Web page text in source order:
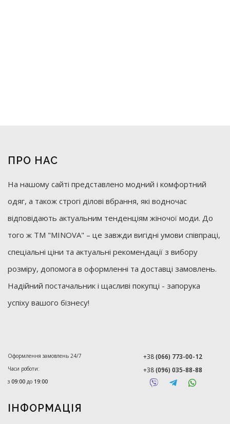
ПРО НАС
На нашому сайті представлено модний і комфортний
одяг, а також строгі ділові вбрання, які водночас
відповідають актуальним тенденціям жіночої моди. До
того ж ТМ "MINOVA" – це завжди вигідні умови співпраці,
спеціальні ціни та актуальні рекомендації з вибору
розміру, допомога в оформленні та доставці замовлень.
Надійний постачальник і щасливі покупці - запорука
успіху вашого бізнесу!
Оформлення замовлень 24/7
Часи роботи:
з 09:00 до 19:00
+38(066) 773-00-12
+38(096) 035-88-88
ІНФОРМАЦІЯ